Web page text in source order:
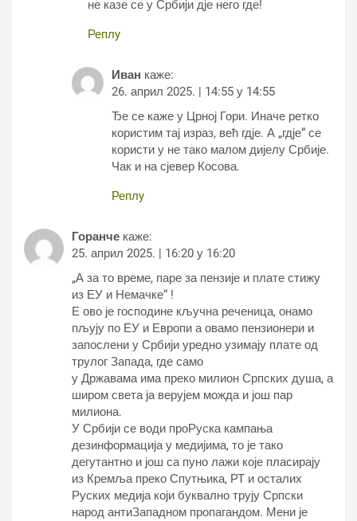
не казе се у Србији дје него где!
Реплy
Иван каже:
26. април 2025. | 14:55 у 14:55
Ђе се каже у Црној Гори. Иначе ретко
користим тај израз, већ гдје. А „гдје“ се
користи у не тако малом дијелу Србије.
Чак и на сјевер Косова.
Реплy
Горанче каже:
25. април 2025. | 16:20 у 16:20
„А за то време, паре за пензије и плате стижу
из ЕУ и Немачке“ !
Е ово је господине кључна реченица, онамо
пљују по ЕУ и Европи а овамо пензионери и
запослени у Србији уредно узимају плате од
трулог Запада, где само
у Државама има преко милион Српских душа, а
широм света ја верујем можда и још пар
милиона.
У Србији се води проРуска кампања
дезинформација у медијима, то је тако
дегутантно и још са пуно лажи које пласирају
из Кремља преко Спутњика, РТ и осталих
Руских медија који буквално трују Српски
народ антиЗападном пропагандом. Мени је